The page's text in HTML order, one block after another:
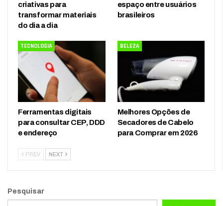
criativas para
transformar materiais
do dia a dia
espaço entre usuários
brasileiros
TECNOLOGIA
Ferramentas digitais
para consultar CEP, DDD
e endereço
BELEZA
Melhores Opções de
Secadores de Cabelo
para Comprar em 2026
PREV NEXT
Pesquisar